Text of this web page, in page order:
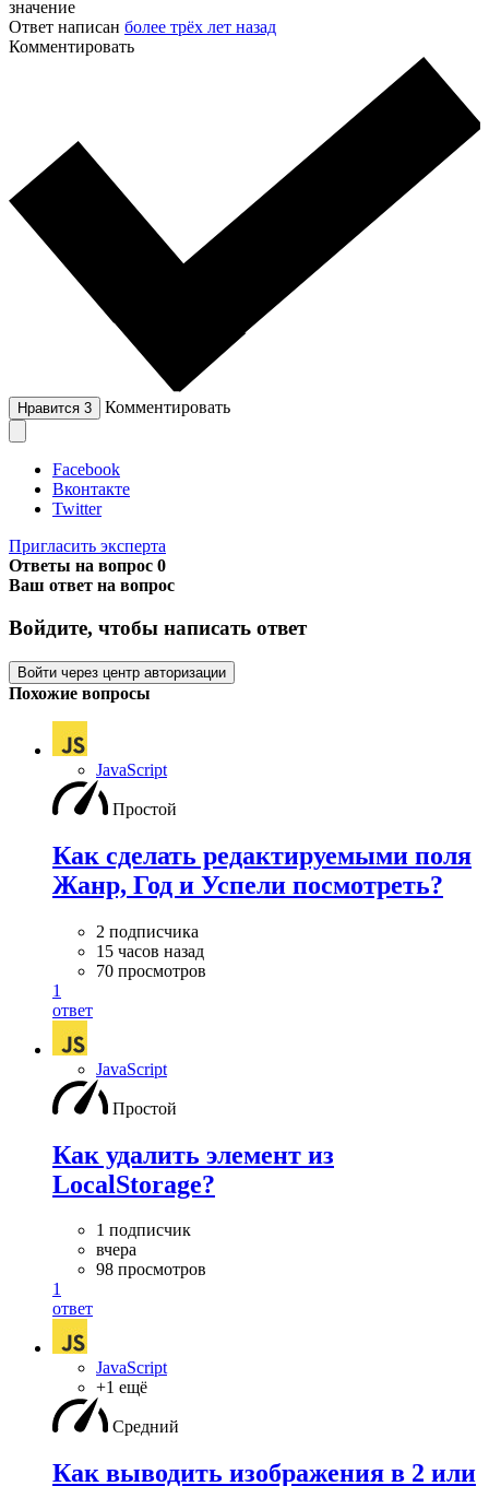
значение
Ответ написан более трёх лет назад
Комментировать
Нравится 3 Комментировать
Facebook
Вконтакте
Twitter
Пригласить эксперта
Ответы на вопрос 0
Ваш ответ на вопрос
Войдите, чтобы написать ответ
Войти через центр авторизации
Похожие вопросы
JavaScript
Простой
Как сделать редактируемыми поля
Жанр, Год и Успели посмотреть?
2 подписчика
15 часов назад
70 просмотров
1
ответ
JavaScript
Простой
Как удалить элемент из
LocalStorage?
1 подписчик
вчера
98 просмотров
1
ответ
JavaScript
+1 ещё
Средний
Как выводить изображения в 2 или